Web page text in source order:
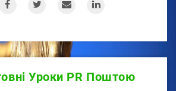
Уроки PR Поштою